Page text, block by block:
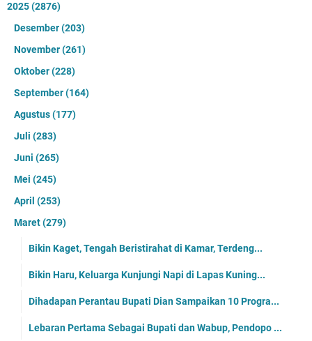
2025(2876)
Desember(203)
November(261)
Oktober(228)
September(164)
Agustus(177)
Juli (283)
Juni (265)
Mei (245)
April (253)
Maret(279)
Bikin Kaget, Tengah Beristirahat di Kamar, Terdeng...
Bikin Haru, Keluarga Kunjungi Napi di Lapas Kuning...
Dihadapan Perantau Bupati Dian Sampaikan 10 Progra...
Lebaran Pertama Sebagai Bupati dan Wabup, Pendopo ...